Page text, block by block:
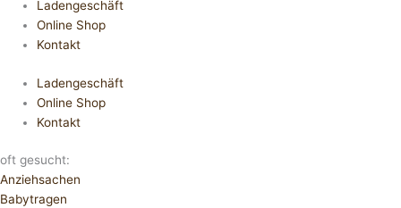
Ladengeschäft
Online Shop
Kontakt
Ladengeschäft
Online Shop
Kontakt
oft gesucht:
Anziehsachen
Babytragen